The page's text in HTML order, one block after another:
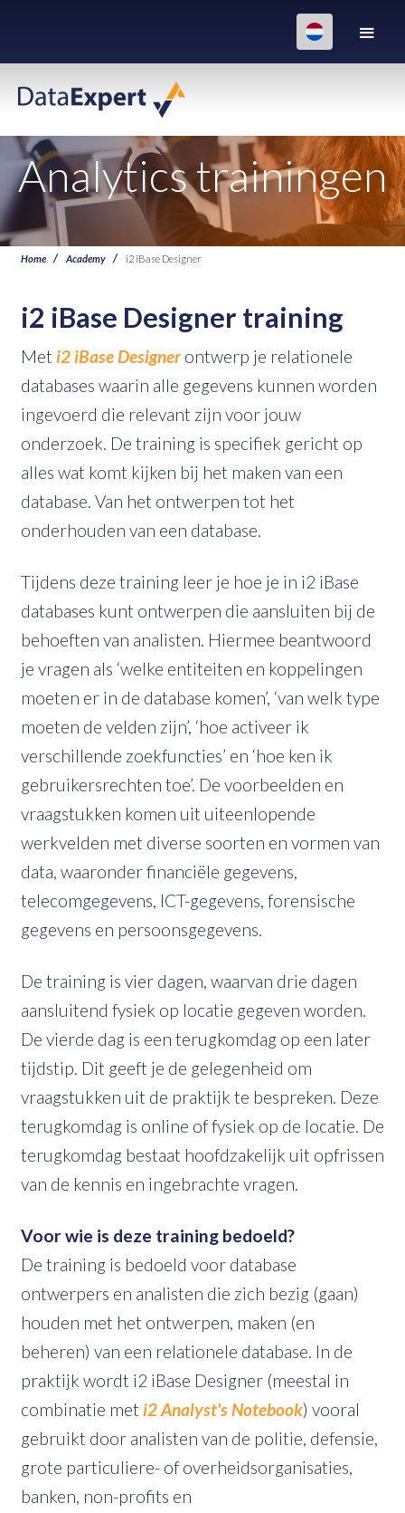
Analytics trainingen
Home Academy i2 iBase Designer
i2 iBase Designer training
Met i2 iBase Designerontwerp je relationele
databases waarin alle gegevens kunnen worden
ingevoerd die relevant zijn voor jouw
onderzoek. De training is specifiek gericht op
alles wat komt kijken bij het maken van een
database. Van het ontwerpen tot het
onderhouden van een database.
Tijdens deze training leer je hoe je in i2 iBase
databases kunt ontwerpen die aansluiten bij de
behoeften van analisten. Hiermee beantwoord
je vragen als ‘welke entiteiten en koppelingen
moeten er in de database komen’, ‘van welk type
moeten de velden zijn’, ‘hoe activeer ik
verschillende zoekfuncties’ en ‘hoe ken ik
gebruikersrechten toe’. De voorbeelden en
vraagstukken komen uit uiteenlopende
werkvelden met diverse soorten en vormen van
data, waaronder financiële gegevens,
telecomgegevens, ICT-gegevens, forensische
gegevens en persoonsgegevens.
De training is vier dagen, waarvan drie dagen
aansluitend fysiek op locatie gegeven worden.
De vierde dag is een terugkomdag op een later
tijdstip. Dit geeft je de gelegenheid om
vraagstukken uit de praktijk te bespreken. Deze
terugkomdag is online of fysiek op de locatie. De
terugkomdag bestaat hoofdzakelijk uit opfrissen
van de kennis en ingebrachte vragen.
Voor wie is deze training bedoeld?
De training is bedoeld voor database
ontwerpers en analisten die zich bezig (gaan)
houden met het ontwerpen, maken (en
beheren) van een relationele database. In de
praktijk wordt i2 iBase Designer (meestal in
combinatie met i2 Analyst's Notebook) vooral
gebruikt door analisten van de politie, defensie,
grote particuliere- of overheidsorganisaties,
banken, non-profits en